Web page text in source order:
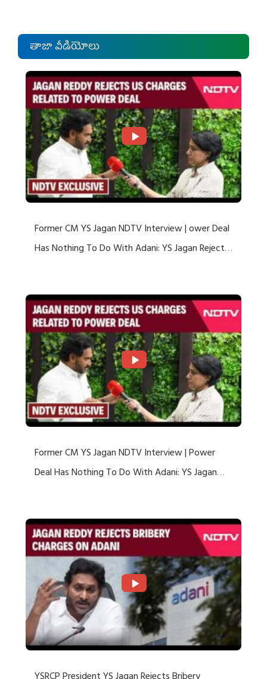
తాజా వీడియోలు
Former CM YS Jagan NDTV Interview | ower Deal
Has Nothing To Do With Adani: YS Jagan Rejects
Former CM YS Jagan NDTV Interview | Power
Deal Has Nothing To Do With Adani: YS Jagan